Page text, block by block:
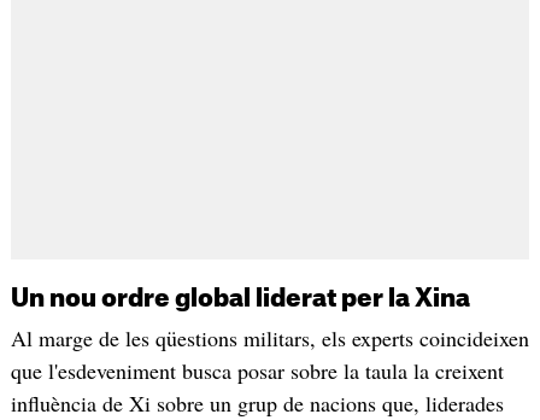
Un nou ordre global liderat per la Xina
Al marge de les qüestions militars, els experts coincideixen
que l'esdeveniment busca posar sobre la taula la creixent
influència de Xi sobre un grup de nacions que, liderades